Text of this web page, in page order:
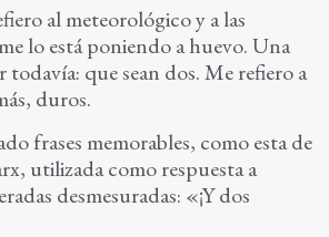
al meteorológico y a las
lo está poniendo a huevo. Una
todavía: que sean dos. Me refiero a
duros.
frases memorables, como esta de
utilizada como respuesta a
desmesuradas: «¡Y dos